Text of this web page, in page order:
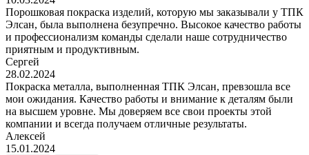
Порошковая покраска изделий, которую мы заказывали у ТПК
Элсан, была выполнена безупречно. Высокое качество работы
и профессионализм команды сделали наше сотрудничество
приятным и продуктивным.
Сергей
28.02.2024
Покраска металла, выполненная ТПК Элсан, превзошла все
мои ожидания. Качество работы и внимание к деталям были
на высшем уровне. Мы доверяем все свои проекты этой
компании и всегда получаем отличные результаты.
Алексей
15.01.2024